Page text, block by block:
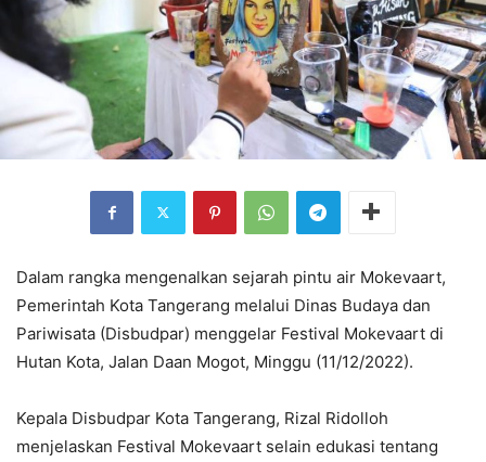
Dalam rangka mengenalkan sejarah pintu air Mokevaart,
Pemerintah Kota Tangerang melalui Dinas Budaya dan
Pariwisata (Disbudpar) menggelar Festival Mokevaart di
Hutan Kota, Jalan Daan Mogot, Minggu (11/12/2022).
Kepala Disbudpar Kota Tangerang, Rizal Ridolloh
menjelaskan Festival Mokevaart selain edukasi tentang